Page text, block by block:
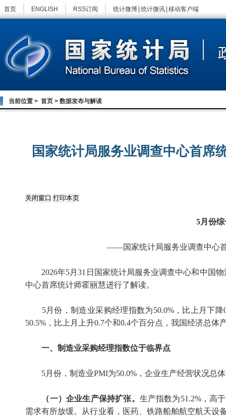
首页 ENGLISH RSS订阅 统计微博 统计微讯 移动客户端
当前位置 > 首页 > 数据发布与解读
国家统计局服务业调查中心首席
5月份综
——国家统计局服务业调查中心
2026年5月31 日国家统计局服务业调查中心和中国
中心首席统计师霍丽慧进行了解读。
5月份，制造业采购经理指数为50.0%，比上月下降
50.5% ，比上月上升0.7个和0.4个百分点，我国经济总体
一、制造业采购经理指数位于临界点
5月份，制造业PMI为50.0% ，企业生产经营状况总
（一）企业生产保持扩张。 生产指数为51.2%，高
需求有所放缓。从行业看，医药、铁路船舶航空航天设